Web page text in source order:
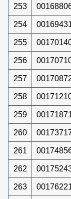
253
254
255
256
257
258
259
260
261
262
263